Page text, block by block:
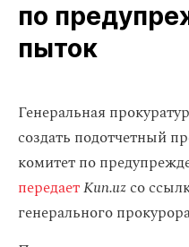
по
пыток
Генеральная
создать подотчетный
комитет по
передаетKun.uzсо
генерального